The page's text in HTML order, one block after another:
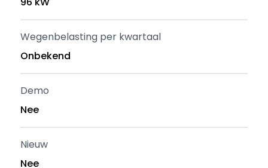
Wegenbelasting per kwartaal
Onbekend
Demo
Nee
Nieuw
Nee